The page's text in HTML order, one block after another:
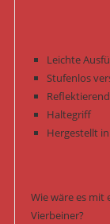
Leichte
Stufenlos
Haltegriff
Hergestellt
Wie wäre es mit
Vierbeiner?